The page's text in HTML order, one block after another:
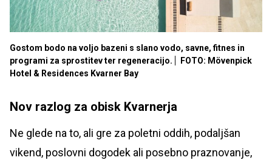
Gostom bodo na voljo bazeni s slano vodo, savne, fitnes in
programi za sprostitev ter regeneracijo.
FOTO: Mövenpick
Hotel & Residences Kvarner Bay
Nov razlog za obisk Kvarnerja
Ne glede na to, ali gre za poletni oddih, podaljšan
vikend, poslovni dogodek ali posebno praznovanje,